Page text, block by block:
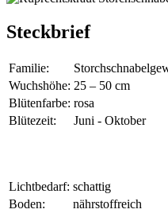
Steckbrief
Familie:
Wuchshöhe: 25 – 50 cm
Blütenfarbe: rosa
Blütezeit:
Juni - Oktober
Lichtbedarf: schattig
Boden:
nährstoffreich